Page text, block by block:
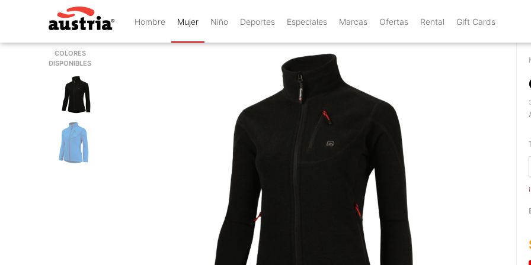
Hombre Mujer Niño Deportes Especiales Marcas Ofertas Rental Gift Cards
COLORES
DISPONIBLES